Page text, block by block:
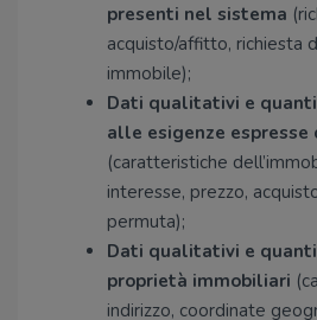
presenti nel sistema
acquisto/affitto, richiesta
immobile);
Dati qualitativi e
alle esigenze
(caratteristiche
interesse, prezzo,
permuta);
Dati qualitativi e
proprietà immobiliari
indirizzo, coordinate